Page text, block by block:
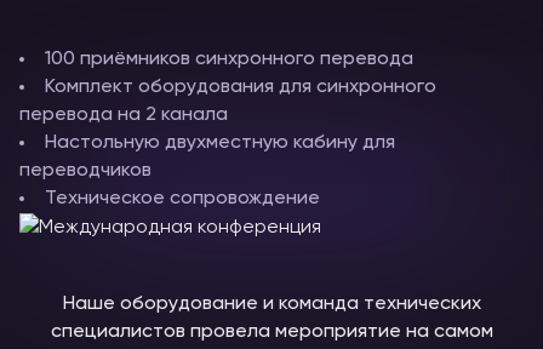
100 приёмников синхронного перевода
Комплект оборудования для синхронного
перевода на 2 канала
Настольную двухместную кабину для
переводчиков
Техническое сопровождение
Наше оборудование и команда технических
специалистов провела мероприятие на самом